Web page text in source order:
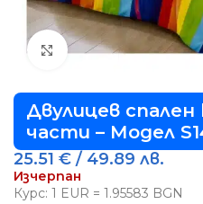
Виж повече
Двулицев
части – Модел
25.51 € / 49.89 лв.
Изчерпан
Курс: 1 EUR = 1.95583 BGN